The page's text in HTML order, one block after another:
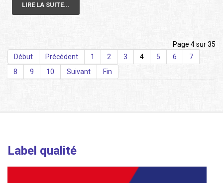
LIRE LA SUITE...
Page 4 sur 35
Début
Précédent 1 2 3 4 5 6
7
8
9 10 Suivant Fin
Label qualité